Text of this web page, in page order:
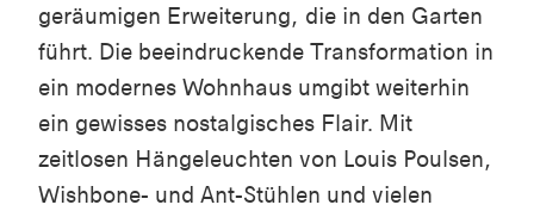
geräumigen Erweiterung, die in den Garten
führt. Die beeindruckende Transformation in
ein modernes Wohnhaus umgibt weiterhin
ein gewisses nostalgisches Flair. Mit
zeitlosen Hängeleuchten von Louis Poulsen,
Wishbone- und Ant-Stühlen und vielen